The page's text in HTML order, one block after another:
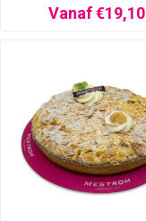
Vanaf €19,10